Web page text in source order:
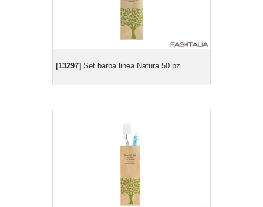
[13297] Set barba linea Natura 50 pz